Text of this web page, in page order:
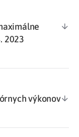
2023
výkonov